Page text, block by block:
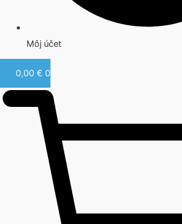
Môj účet
0,00 € 0